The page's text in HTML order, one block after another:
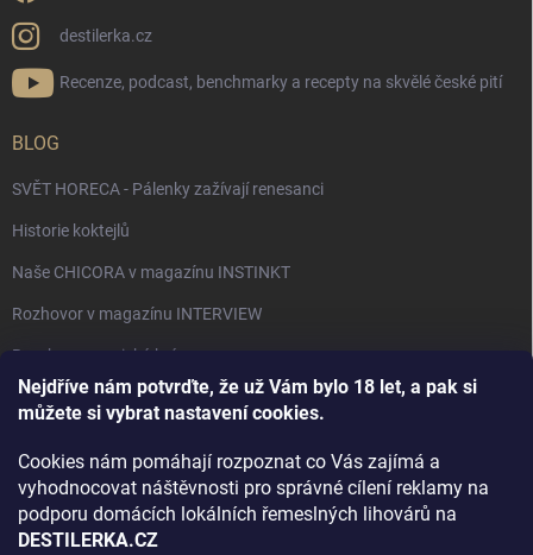
Nejdříve nám potvrďte, že už Vám bylo 18 let, a pak si
můžete si vybrat nastavení cookies.
Cookies nám pomáhají rozpoznat co Vás zajímá a
vyhodnocovat náštěvnosti pro správné cílení reklamy na
podporu domácích lokálních řemeslných lihovárů na
DESTILERKA.CZ
destilerka.cz
Recenze, podcast, benchmarky a recepty na skvělé české pití
BLOG
SVĚT HORECA - Pálenky zažívají renesanci
Historie koktejlů
Naše CHICORA v magazínu INSTINKT
Rozhovor v magazínu INTERVIEW
Bourbon, americká krása.
Napsali v TÝDNU o naší práci
Rozhovor s DESTILERKA.CZ v magazínu DRINKING-CAT
Jak vybrat dárek na Vánoce